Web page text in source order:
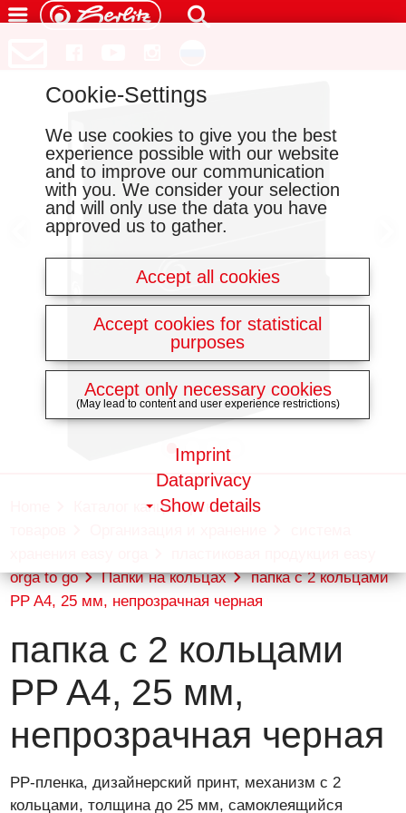
Каталог канцелярских
orga to go
Папки на кольцах
папка с 2 кольцами
PP A4, 25 мм, непрозрачная черная
папка с 2 кольцами
PP A4, 25 мм,
непрозрачная черная
PP-пленка, дизайнерский принт, механизм с 2
кольцами, толщина до 25 мм, самоклеящийся
Cookie-Settings
We use cookies to give you the best
experience possible with our website
and to improve our communication
with you. We consider your selection
and will only use the data you have
approved us to gather.
Accept all cookies
Accept cookies for statistical
purposes
Accept only necessary cookies
(May lead to content and user experience restrictions)
Show details
Dataprivacy
Imprint